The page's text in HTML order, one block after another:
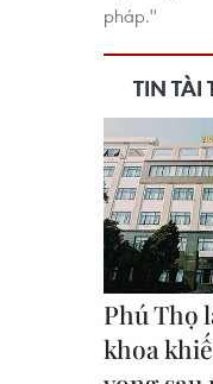
pháp.''